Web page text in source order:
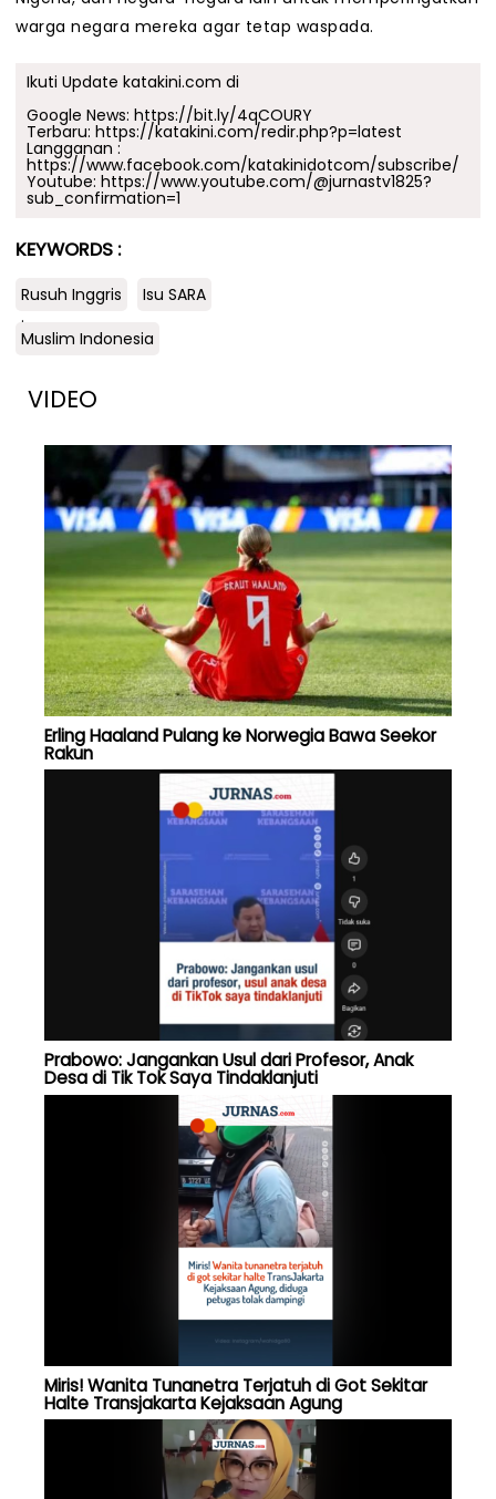
warga negara mereka agar tetap waspada.
Ikuti Update katakini.com di
Google News: https://bit.ly/4qCOURY
Terbaru: https://katakini.com/redir.php?p=latest
Langganan :
https://www.facebook.com/katakinidotcom/subscribe/
Youtube: https://www.youtube.com/@jurnastv1825?
sub_confirmation=1
KEYWORDS :
Rusuh Inggris
Isu SARA
.
Muslim Indonesia
VIDEO
Erling Haaland Pulang ke Norwegia Bawa Seekor
Rakun
Prabowo: Jangankan Usul dari Profesor, Anak
Desa di Tik Tok Saya Tindaklanjuti
Miris! Wanita Tunanetra Terjatuh di Got Sekitar
Halte Transjakarta Kejaksaan Agung